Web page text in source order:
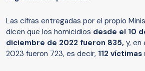
Las cifras entregadas por el propio
dicen que los homicidios desde el 10
diciembre de 2022 fueron 835, y, en
2023 fueron 723, es decir, 112 víctimas